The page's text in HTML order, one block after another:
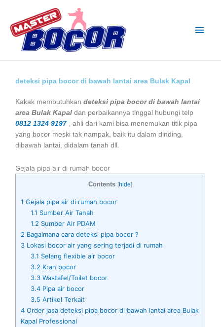
content
deteksi pipa bocor di bawah lantai area Bulak Kapal
Kakak membutuhkan deteksi pipa bocor di bawah lantai
area Bulak Kapal dan perbaikannya tinggal hubungi telp
0812 1324 9197, ahli dari kami bisa menemukan titik pipa
yang bocor meski tak nampak, baik itu dalam dinding,
dibawah lantai, didalam tanah dll.
Gejala pipa air di rumah bocor
Contents [hide]
1 Gejala pipa air di rumah bocor
1.1 Sumber Air Tanah
1.2 Sumber Air PDAM
2 Bagaimana cara deteksi pipa bocor ?
3 Lokasi bocor air yang sering terjadi di rumah
3.1 Selang flexible air bocor
3.2 Kran bocor
3.3Wastafel/Toilet bocor
3.4Pipa air bocor
3.5 Artikel Terkait
4 Order jasa deteksi pipa bocor di bawah lantai area Bulak
Kapal Professional